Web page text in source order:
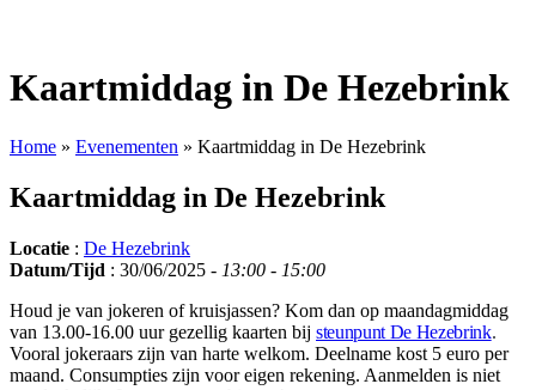
Kaartmiddag in De Hezebrink
Home » Evenementen » Kaartmiddag in De Hezebrink
Kaartmiddag in De Hezebrink
Locatie : De Hezebrink
Datum/Tijd : 30/06/2025 - 13:00 - 15:00
Houd je van jokeren of kruisjassen? Kom dan op maandagmiddag
van 13.00-16.00 uur gezellig kaarten bij steunpunt De Hezebrink.
Vooral jokeraars zijn van harte welkom. Deelname kost 5 euro per
maand. Consumpties zijn voor eigen rekening. Aanmelden is niet